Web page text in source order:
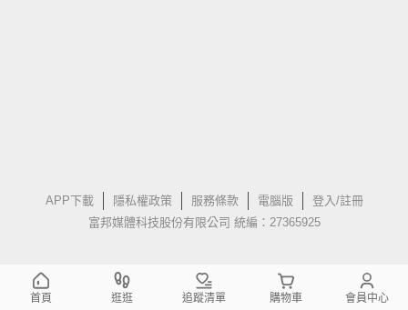
APP下載 隱私權政策 服務條款 電腦版
登入/註冊
富邦媒體科技股份有限公司 統編：27365925
首頁 逛逛 追蹤清單 購物車 會員中心